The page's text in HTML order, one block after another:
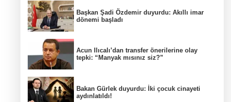
Başkan Şadi Özdemir duyurdu: Akıllı imar
dönemi başladı
Acun Ilıcalı’dan transfer önerilerine olay
tepki: “Manyak mısınız siz?”
Bakan Gürlek duyurdu: İki çocuk cinayeti
aydınlatıldı!